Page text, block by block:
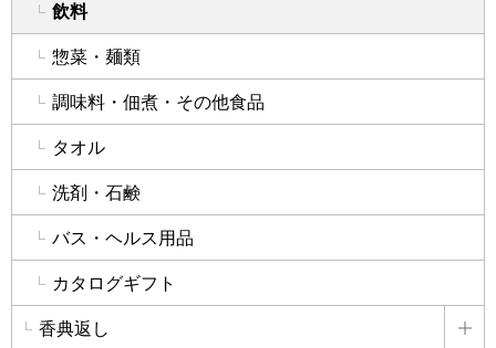
飲料
惣菜・麺類
調味料・佃煮・その他食品
タオル
洗剤・石鹸
バス・ヘルス用品
カタログギフト
香典返し
詳